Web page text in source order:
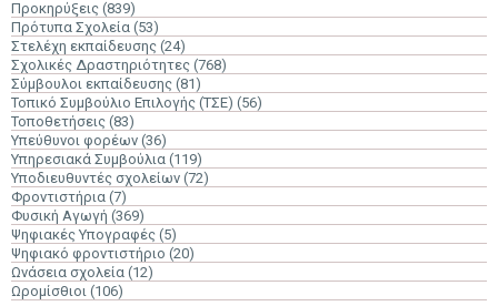
Προκηρύξεις (839)
Πρότυπα Σχολεία (53)
Στελέχη εκπαίδευσης (24)
Σχολικές Δραστηριότητες (768)
Σύμβουλοι εκπαίδευσης (81)
Τοπικό Συμβούλιο Επιλογής (ΤΣΕ) (56)
Τοποθετήσεις (83)
Υπεύθυνοι φορέων (36)
Υπηρεσιακά Συμβούλια (119)
Υποδιευθυντές σχολείων (72)
Φροντιστήρια (7)
Φυσική Αγωγή (369)
Ψηφιακές Υπογραφές (5)
Ψηφιακό φροντιστήριο (20)
Ωνάσεια σχολεία (12)
Ωρομίσθιοι (106)